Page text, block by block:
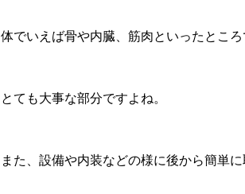
体でいえば骨や内臓、筋肉といったところ
とても大事な部分ですよね。
また、設備や内装などの様に後から簡単